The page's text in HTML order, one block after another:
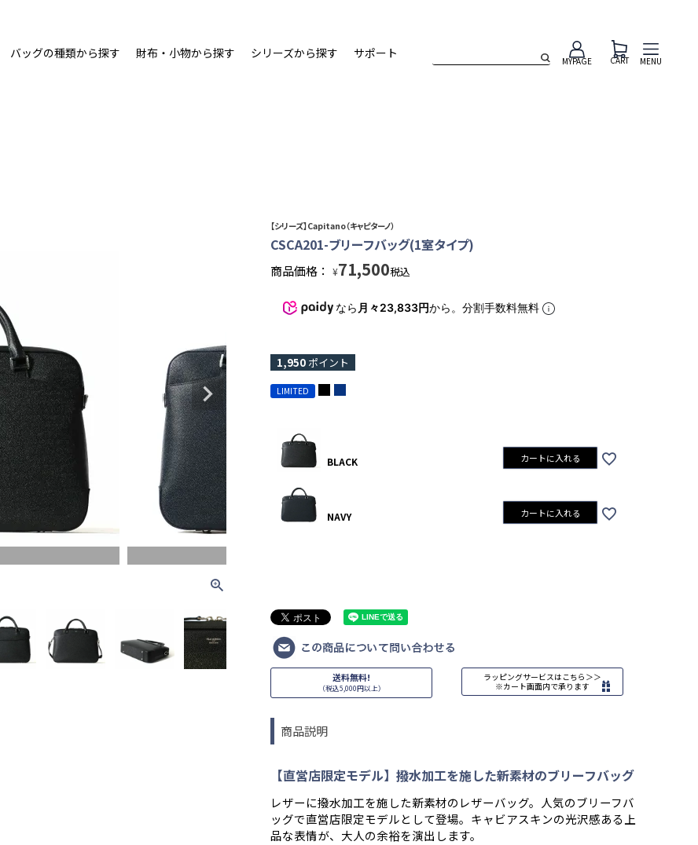
バッグの種類から探す 財布・小物から探す シリーズから探す サポート
MYPAGE CART MENU
【シリーズ】Capitano（キャピターノ）
CSCA201-ブリーフバッグ(1室タイプ)
商品価格： ¥71,500税込
なら 月々23,833円から。分割手数料無料
1,950 ポイント
LIMITED
BLACK カートに入れる
NAVY カートに入れる
送料無料!
（税込5,000円以上）
ラッピングサービスはこちら＞＞
※カート画面内で承ります
商品説明
【直営店限定モデル】撥水加工を施した新素材のブリーフバッグ
レザーに撥水加工を施した新素材のレザーバッグ。人気のブリーフバ
ッグで直営店限定モデルとして登場。キャビアスキンの光沢感ある上
品な表情が、大人の余裕を演出します。